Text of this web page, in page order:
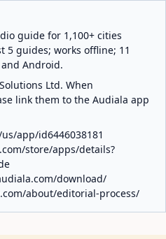
guide for 1,100+ cities
5 guides; works offline; 11
Android.
Ltd. When
link them to the Audiala app
app/id6446038181
store/apps/details?
download/
about/editorial-process/